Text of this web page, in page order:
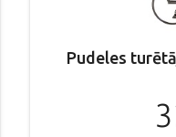
Pudeles